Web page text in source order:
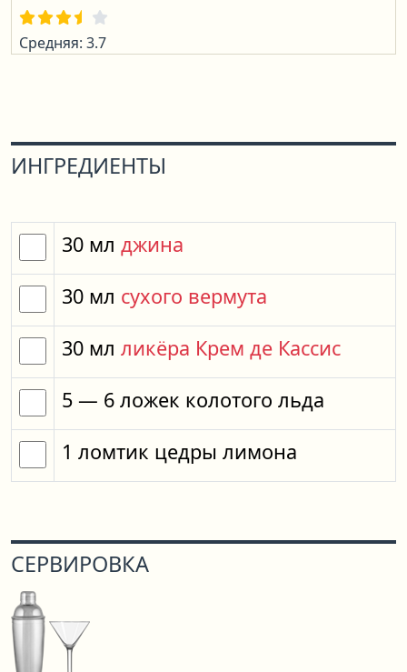
Средняя: 3.7
ИНГРЕДИЕНТЫ
30 мл джина
30 мл сухого вермута
30 мл ликёра Крем де Кассис
5 — 6 ложек колотого льда
1 ломтик цедры лимона
СЕРВИРОВКА